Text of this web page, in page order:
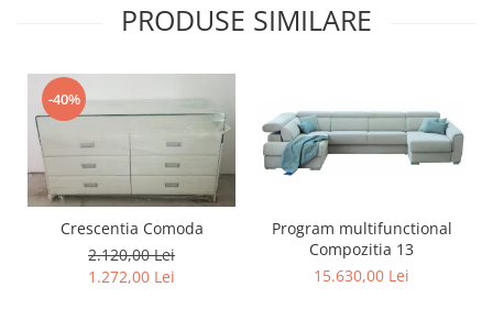
PRODUSE SIMILARE
-40%
Crescentia Comoda
2.120,00 Lei
1.272,00 Lei
Program multifunctional
Compozitia 13
15.630,00 Lei